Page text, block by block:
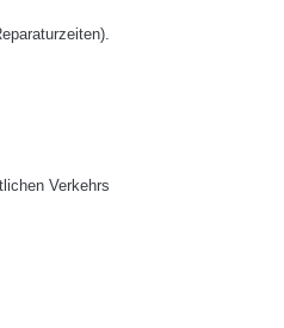
Verkehrs